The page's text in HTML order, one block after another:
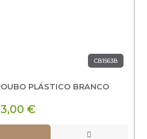
CB1563B
PLÁSTICO BRANCO
€